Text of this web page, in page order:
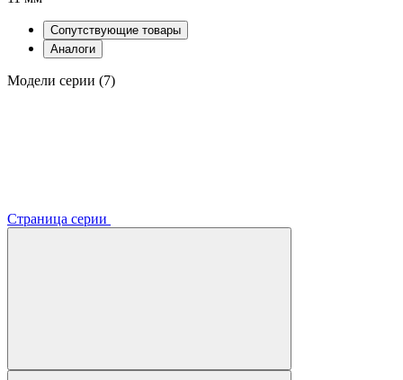
Сопутствующие товары
Аналоги
Модели серии (7)
Страница серии